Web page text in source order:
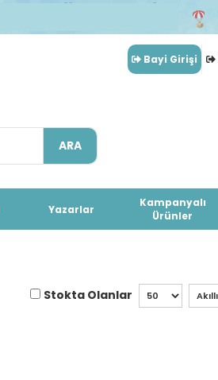
Bayi Girişi
ARA
Yazarlar
Kampanyalı
Ürünler
Stokta Olanlar